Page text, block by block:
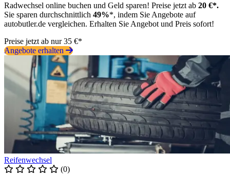
Radwechsel online buchen und Geld sparen! Preise jetzt ab 20 €*.
Sie sparen durchschnittlich 49%*, indem Sie Angebote auf
autobutler.de vergleichen. Erhalten Sie Angebot und Preis sofort!
Preise jetzt ab nur 35 €*
Angebote erhalten
Reifenwechsel
(0)